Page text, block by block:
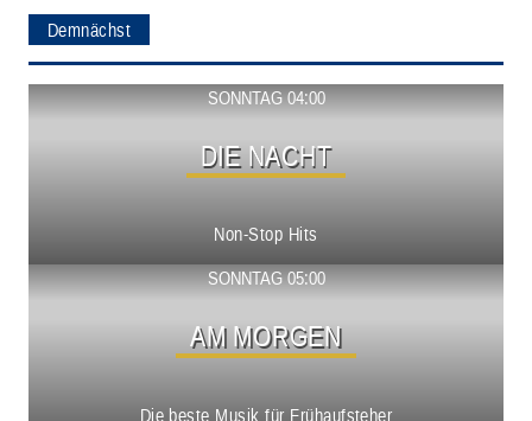
Demnächst
SONNTAG 04:00
DIE NACHT
Non-Stop Hits
Show ansehen
SONNTAG 05:00
AM MORGEN
Die beste Musik für Frühaufsteher
Show ansehen